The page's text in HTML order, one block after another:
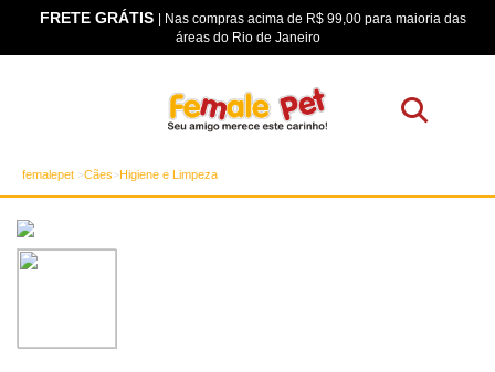
FRETE GRÁTIS | Nas compras acima de R$ 99,00 para maioria das
áreas do Rio de Janeiro
femalepet Cães Higiene e Limpeza